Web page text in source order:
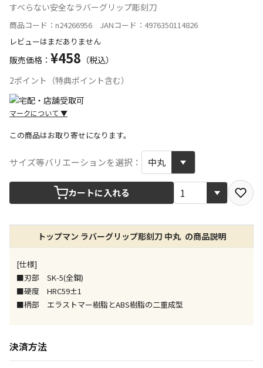
すべらない安全なラバーグリップ彫刻刀
商品コード：n24266956 JANコード：4976350114826
レビューはまだありません
販売価格： ¥458 （税込）
2ポイント（特典ポイント含む）
マークについて ▼
宅配や店舗受取を選択できる商品です
店舗のみで受取できる商品です（宅配便でのお届けが
す
※同時購入の商品は、全て同じ店舗での受取となりま
す
委託業者によりお届けする商品です
※電話注文はできません。
この商品はお取り寄せになります。
サイズ等バリエーションを選択：
カートに入れる
トップマン ラバーグリップ彫刻刀 中丸 の商品説明
[仕様]
■刃部 SK-5(全鋼)
■硬度 HRC59±1
■柄部 エラストマー樹脂とABS樹脂の二重成型
決済方法